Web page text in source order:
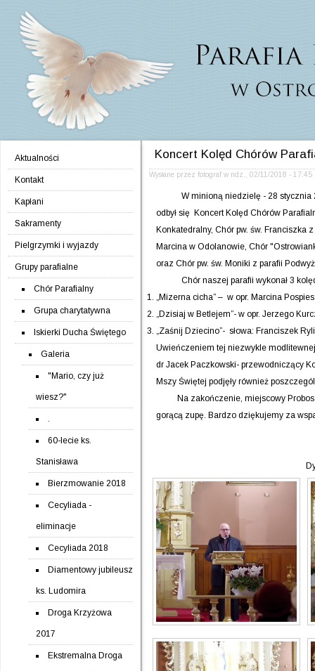
Koncert Kolęd Chórów
Wysłane przez fotograf w ndz., 02/11/2018 - 17:45
W minioną niedzielę - 28 stycznia
odbył się Koncert Kolęd Chórów
Konkatedralny, Chór pw. św. Franciszka
Marcina w Odolanowie, Chór
oraz Chór pw. św. Moniki z parafii
Chór naszej parafii wykonał 3
„Mizerna cicha” – w opr. Marcina
„Dzisiaj w Betlejem”- w opr. Jerzego
„Zaśnij Dziecino”- słowa: Franciszek
Uwieńczeniem tej niezwykle
dr Jacek Paczkowski- przewodniczący
Mszy Świętej podjęły również
Na zakończenie, miejscowy
gorącą zupę. Bardzo dziękujemy za
Dyrygent Chóru pw.
Aktualności
Kontakt
Kapłani
Sakramenty
Pielgrzymki i wyjazdy
Grupy parafialne
Chór Parafialny
Grupa charytatywna
Iskierki Ducha Świętego
Galeria
"Mario, czy już
wiesz?"
.
60-lecie ks.
Stanisława
Bierzmowanie 2018
Cecyliada -
eliminacje
Cecyliada 2018
Diamentowy jubileusz
ks. Ludomira
Droga Krzyżowa
2017
Ekstremalna Droga